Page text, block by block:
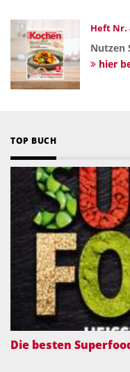
Heft Nr.
Nutzen
hier
TOP BUCH
Die besten